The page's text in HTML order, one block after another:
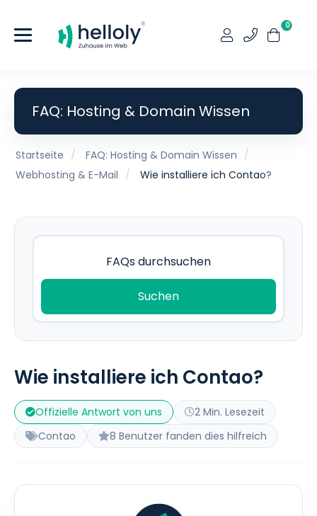
0
FAQ: Hosting & Domain Wissen
Startseite
FAQ: Hosting & Domain Wissen
Webhosting & E-Mail
Wie installiere ich Contao?
Suchen
Wie installiere ich Contao?
Offizielle Antwort von uns
2 Min. Lesezeit
Contao
8 Benutzer fanden dies hilfreich